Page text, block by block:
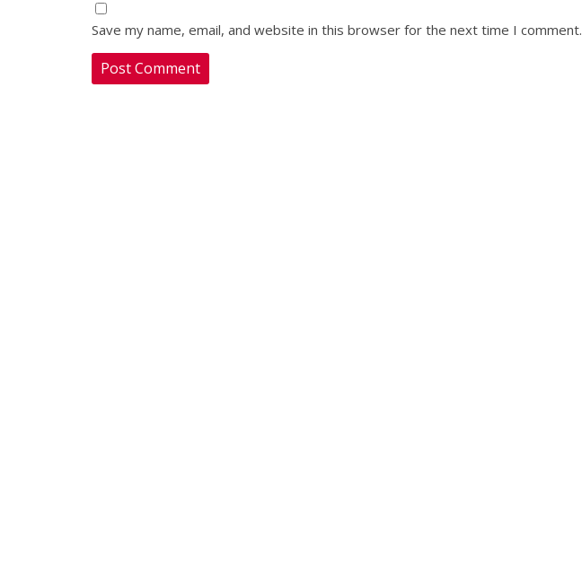
Save my name, email, and website in this browser for the next time I comment.